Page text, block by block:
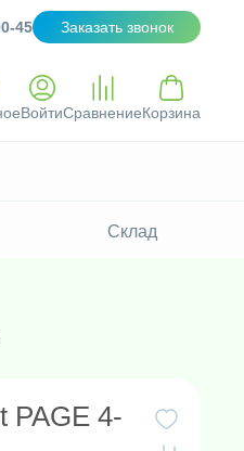
45 Заказать звонок
ВойтиСравнениеКорзина
Склад
PAGE 4-